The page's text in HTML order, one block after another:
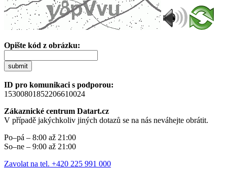
Opište kód z obrázku:
submit
ID pro komunikaci s podporou:
15300801852206610024
Zákaznické centrum Datart.cz
V případě jakýchkoliv jiných dotazů se na nás neváhejte obrátit.
Po–pá – 8:00 až 21:00
So–ne – 9:00 až 21:00
Zavolat na tel. +420 225 991 000